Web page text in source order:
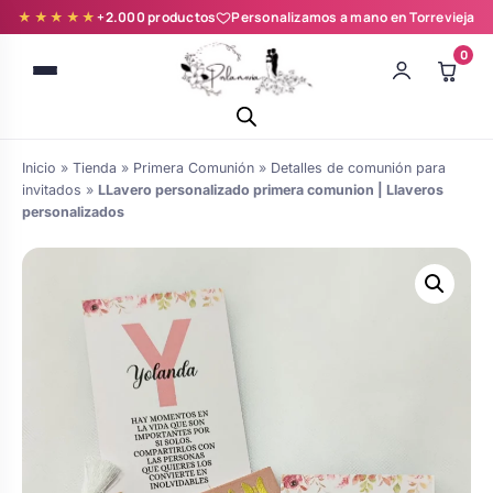
★★★★★+2.000 productos Personalizamos a mano en Torrevieja
0
novia y zapatillas
personalizadas
Árboles de Huellas para Primera
Comunión
Batas de comunión personalizadas
para niña
Inicio » Tienda » Primera Comunión » Detalles de comunión para
invitados » LLavero personalizado primera comunion | Llaveros
personalizados